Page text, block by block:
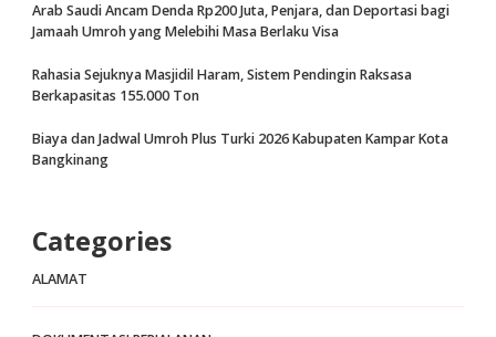
Arab Saudi Ancam Denda Rp200 Juta, Penjara, dan Deportasi bagi
Jamaah Umroh yang Melebihi Masa Berlaku Visa
Rahasia Sejuknya Masjidil Haram, Sistem Pendingin Raksasa
Berkapasitas 155.000 Ton
Biaya dan Jadwal Umroh Plus Turki 2026 Kabupaten Kampar Kota
Bangkinang
Categories
ALAMAT